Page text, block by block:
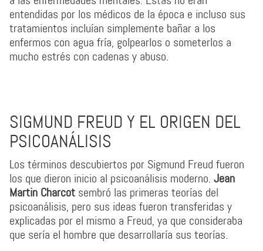
entendidas por los médicos de la época e incluso sus
tratamientos incluían simplemente bañar a los
enfermos con agua fría, golpearlos o someterlos a
mucho estrés con cadenas y abuso.
SIGMUND FREUD Y EL ORIGEN DEL
PSICOANÁLISIS
Los términos descubiertos por Sigmund Freud fueron
los que dieron inicio al psicoanálisis moderno. Jean
Martin Charcot sembró las primeras teorías del
psicoanálisis, pero sus ideas fueron transferidas y
explicadas por el mismo a Freud, ya que consideraba
que sería el hombre que desarrollaría sus teorías.